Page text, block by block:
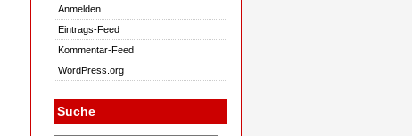
Anmelden
Eintrags-Feed
Kommentar-Feed
WordPress.org
Suche